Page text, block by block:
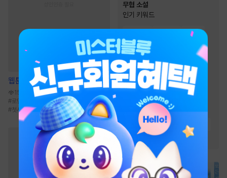
웹툰 사랑하고 사랑해서
154.4만
#로맨스 고수위 #짝사랑 #까칠남
#첫사랑
무협 소설
인기 키워드
정파
#검객/무사
#사이다물
# 고독함 # 빙의물
#차원이동물 #잔잔함
귀환물 #통쾌함
마교
천하제일인 #먼치킨
유쾌함 #복수물 #회귀물
#천마